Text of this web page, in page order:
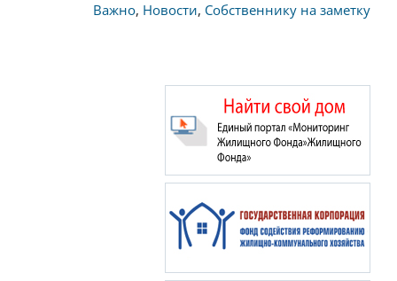
Важно, Новости, Собственнику на заметку